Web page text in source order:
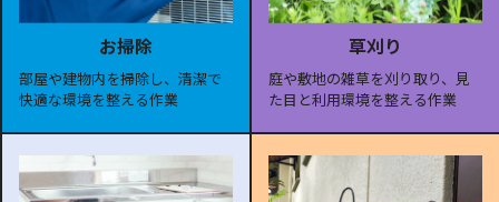
お掃除
部屋や建物内を掃除し、清潔で
快適な環境を整える作業
草刈り
庭や敷地の雑草を刈り取り、見
た目と利用環境を整える作業